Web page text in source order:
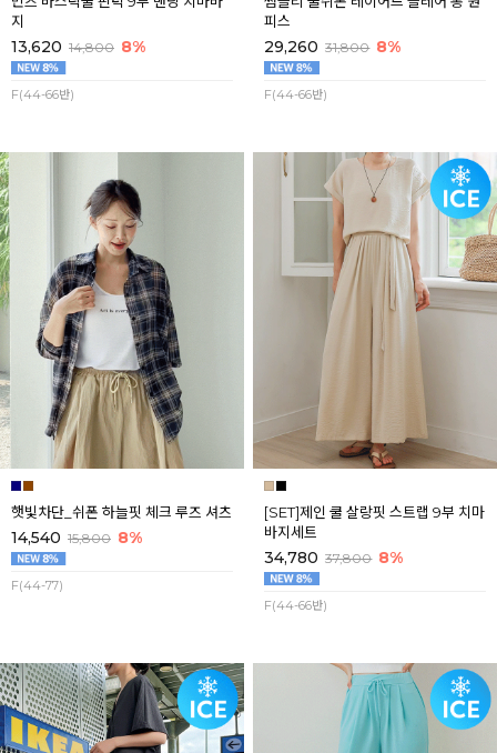
지
13,620 14,800 8%
F(44-66반)
피스
29,260 31,800 8%
F(44-66반)
햇빛차단_쉬폰 하늘핏 체크 루즈 셔츠
14,540 15,800 8%
F(44-77)
[SET]제인 쿨 살랑핏 스트랩 9부 치마
바지세트
34,780 37,800 8%
F(44-66반)